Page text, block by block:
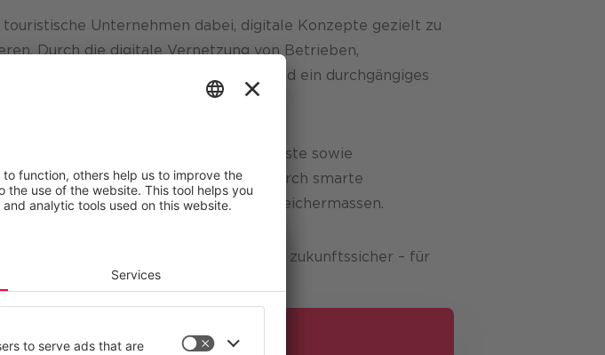
Unternehmen dabei, digitale Konzepte gezielt zu
Durch die digitale Vernetzung von Betrieben,
eine vereinfachte
und ein durchgängiges
, personalisierte Angebote für Gäste sowie
derTourismuswirtschaft. Ergänzt durch smarte
Reisende, Betriebe und Regionen gleichermassen.
Tourismus strategisch, innovativ und zukunftssicher – für
Technologien, um unsere Dienste
entsprechend Ihrer Interessen